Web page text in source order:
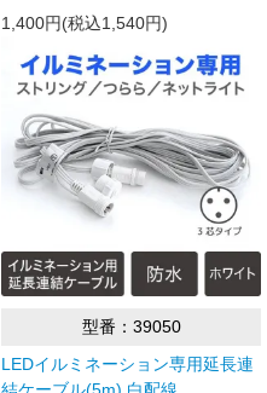
1,400円(税込1,540円)
型番：39050
LEDイルミネーション専用延長連